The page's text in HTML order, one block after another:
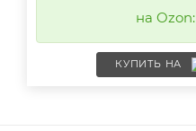
на Ozon:
КУПИТЬ НА